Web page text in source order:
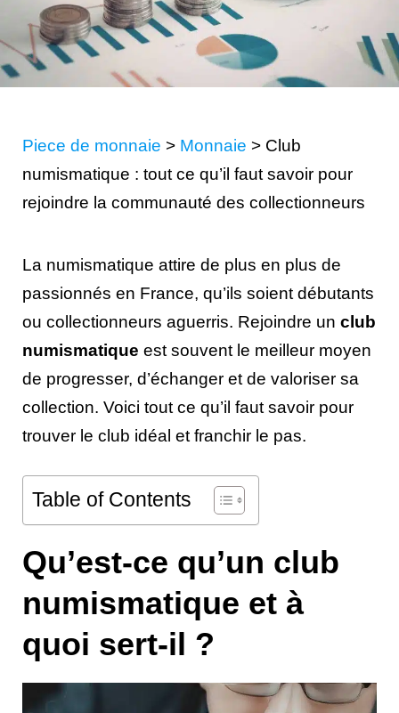
Piece de monnaie > Monnaie > Club
numismatique : tout ce qu’il faut savoir pour
rejoindre la communauté des collectionneurs
La numismatique attire de plus en plus de
passionnés en France, qu’ils soient débutants
ou collectionneurs aguerris. Rejoindre un club
numismatique est souvent le meilleur moyen
de progresser, d’échanger et de valoriser sa
collection. Voici tout ce qu’il faut savoir pour
trouver le club idéal et franchir le pas.
Table of Contents
Qu’est-ce qu’un club
numismatique et à
quoi sert-il ?